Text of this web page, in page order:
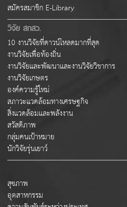
สมัครสมาชิก E-Library
วิจัย สกสว.
10 งานวิจัยที่ดาวน์โหลดมากที่สุด
งานวิจัยเพื่อท้องถิ่น
งานวิจัยและพัฒนาและงานวิจัยวิชาการ
งานวิจัยเกษตร
องค์ความรู้ใหม่
สภาวะแวดล้อมทางเศรษฐกิจ
สิ่งแวดล้อมและพลังงาน
สวัสดิภาพ
กลุ่มคนเป้าหมาย
นักวิจัยรุ่นเยาว์
สุขภาพ
อุตสาหกรรม